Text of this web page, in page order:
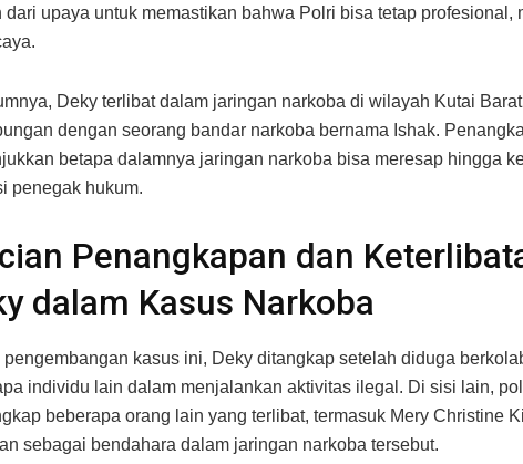
dari upaya untuk memastikan bahwa Polri bisa tetap profesional,
Deky terlibat dalam jaringan narkoba di wilayah Kutai
dengan seorang bandar narkoba bernama Ishak.
betapa dalamnya jaringan narkoba bisa meresap hingga
penegak hukum.
Penangkapan dan
dalam Kasus Narkoba
pengembangan kasus ini, Deky ditangkap setelah diduga
individu lain dalam menjalankan aktivitas ilegal. Di sisi lain,
beberapa orang lain yang terlibat, termasuk Mery Christine
sebagai bendahara dalam jaringan narkoba tersebut.